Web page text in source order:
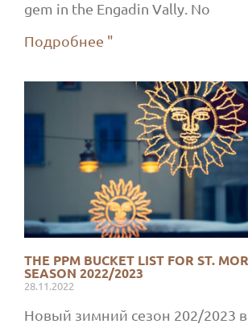
gem in the Engadin Vally. No
Подробнее "
THE PPM BUCKET LIST FOR ST.
SEASON 2022/2023
28.11.2022
Новый зимний сезон 202/2023